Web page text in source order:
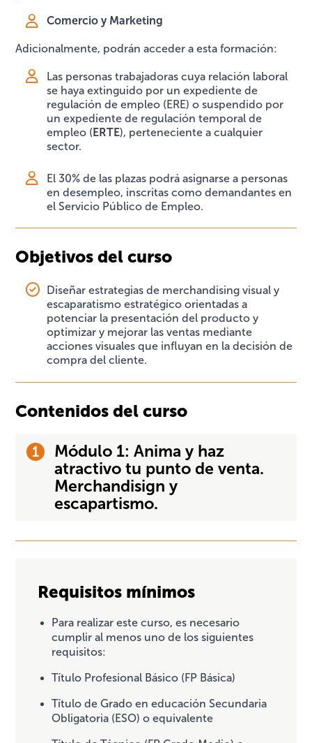
Comercio y Marketing
Adicionalmente, podrán acceder a esta formación:
Las personas trabajadoras cuya relación laboral
se haya extinguido por un expediente de
regulación de empleo (ERE) o suspendido por
un expediente de regulación temporal de
empleo (ERTE), perteneciente a cualquier
sector.
El 30% de las plazas podrá asignarse a personas
en desempleo, inscritas como demandantes en
el Servicio Público de Empleo.
Objetivos del curso
Diseñar estrategias de merchandising visual y
escaparatismo estratégico orientadas a
potenciar la presentación del producto y
optimizar y mejorar las ventas mediante
acciones visuales que influyan en la decisión de
compra del cliente.
Contenidos del curso
Módulo 1: Anima y haz
atractivo tu punto de venta.
Merchandisign y
escapartismo.
Requisitos mínimos
Para realizar este curso, es necesario
cumplir al menos uno de los siguientes
requisitos:
Título Profesional Básico (FP Básica)
Título de Grado en educación Secundaria
Obligatoria (ESO) o equivalente